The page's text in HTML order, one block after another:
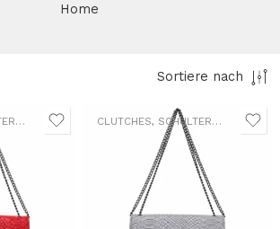
Home
Sortiere nach
, UMHÄNGETASCHEN
CLUTCHES, SCHULTERTASCHEN ,